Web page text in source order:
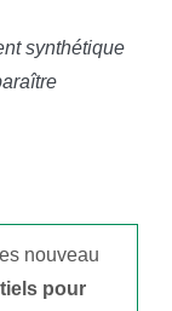
synthétique
nouveau
pour